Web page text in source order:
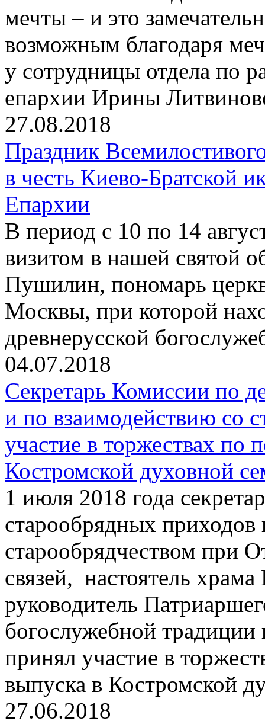
мечты – и это
возможным благодаря
у сотрудницы отдела по
епархии Ирины
27.08.2018
Праздник
в честь Киево-Братской
Епархии
В период с 10 по 14
визитом в нашей святой
Пушилин, пономарь
Москвы, при которой
древнерусской
04.07.2018
Секретарь Комиссии по
и по взаимодействию со
участие в торжествах по
Костромской духовной
1 июля 2018 года
старообрядных
старообрядчеством при
связей, настоятель
руководитель
богослужебной
принял участие в
выпуска в Костромской
27.06.2018